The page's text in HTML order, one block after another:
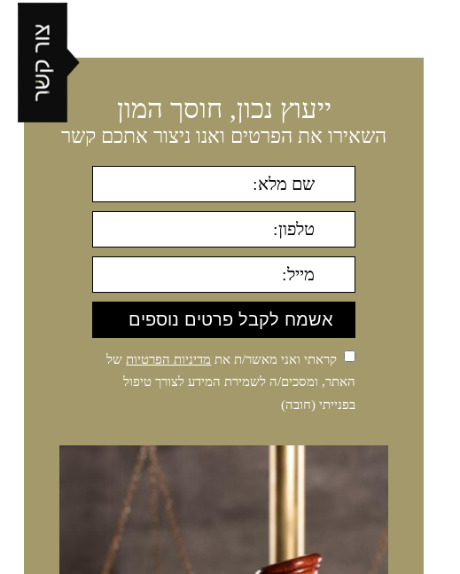
ייעוץ נכון, חוסך המון
השאירו את הפרטים ואנו ניצור אתכם קשר
קראתי ואני מאשר/ת את מדיניות הפרטיות של
האתר, ומסכים/ה לשמירת המידע לצורך טיפול
בפנייתי (חובה)